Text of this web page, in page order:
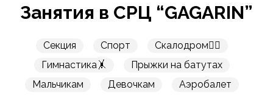
Занятия в СРЦ “GAGARIN”
Секция Спорт
Скалодром🧗‍♂️
Гимнастика🤸
Прыжки на батутах
Мальчикам
Девочкам Аэробалет